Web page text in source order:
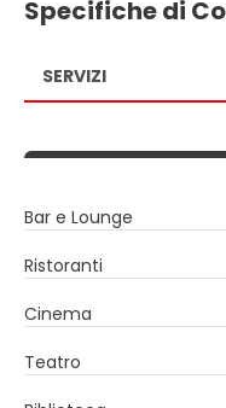
Specifiche di
SERVIZI
Bar e Lounge
Ristoranti
Cinema
Teatro